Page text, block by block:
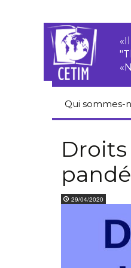
Qui sommes-
Équipe
Newsletters
29/04/2020